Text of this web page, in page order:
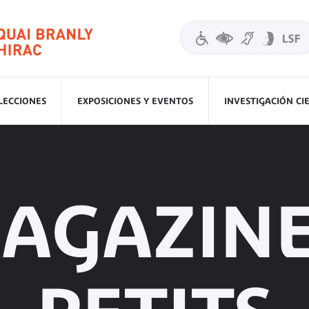
EXPOSICIONES Y EVENTOS INVESTIGACIÓN